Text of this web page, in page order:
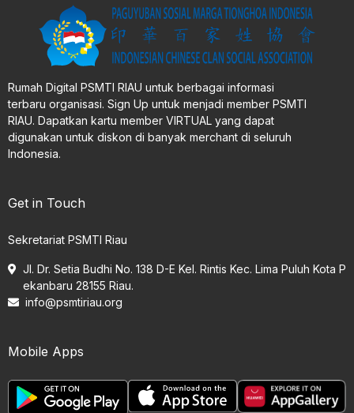
Rumah Digital PSMTI RIAU untuk berbagai informasi
terbaru organisasi. Sign Up untuk menjadi member PSMTI
RIAU. Dapatkan kartu member VIRTUAL yang dapat
digunakan untuk diskon di banyak merchant di seluruh
Indonesia.
Get in Touch
Sekretariat PSMTI Riau
Jl. Dr. Setia Budhi No. 138 D-E Kel. Rintis Kec. Lima Puluh Kota P
ekanbaru 28155 Riau.
info@psmtiriau.org
Mobile Apps